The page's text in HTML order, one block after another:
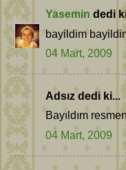
Yasemin dedi
bayildim
04 Mart, 2009
Adsız dedi ki...
Bayıldım
04 Mart, 2009